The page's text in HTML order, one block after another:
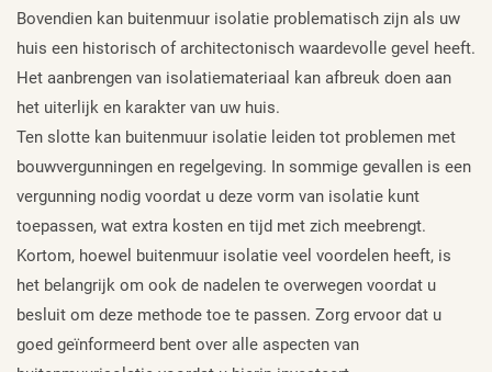
Bovendien kan buitenmuur isolatie problematisch zijn als uw
huis een historisch of architectonisch waardevolle gevel heeft.
Het aanbrengen van isolatiemateriaal kan afbreuk doen aan
het uiterlijk en karakter van uw huis.
Ten slotte kan buitenmuur isolatie leiden tot problemen met
bouwvergunningen en regelgeving. In sommige gevallen is een
vergunning nodig voordat u deze vorm van isolatie kunt
toepassen, wat extra kosten en tijd met zich meebrengt.
Kortom, hoewel buitenmuur isolatie veel voordelen heeft, is
het belangrijk om ook de nadelen te overwegen voordat u
besluit om deze methode toe te passen. Zorg ervoor dat u
goed geïnformeerd bent over alle aspecten van